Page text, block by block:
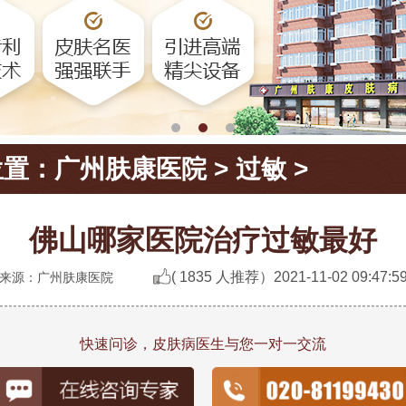
： 广州肤康医院> 过敏 >
佛山哪家医院治疗过敏最好
源：广州肤康医院 ( 1835 人推荐） 2021-11-02
快速问诊，皮肤病医生与您一对一交流